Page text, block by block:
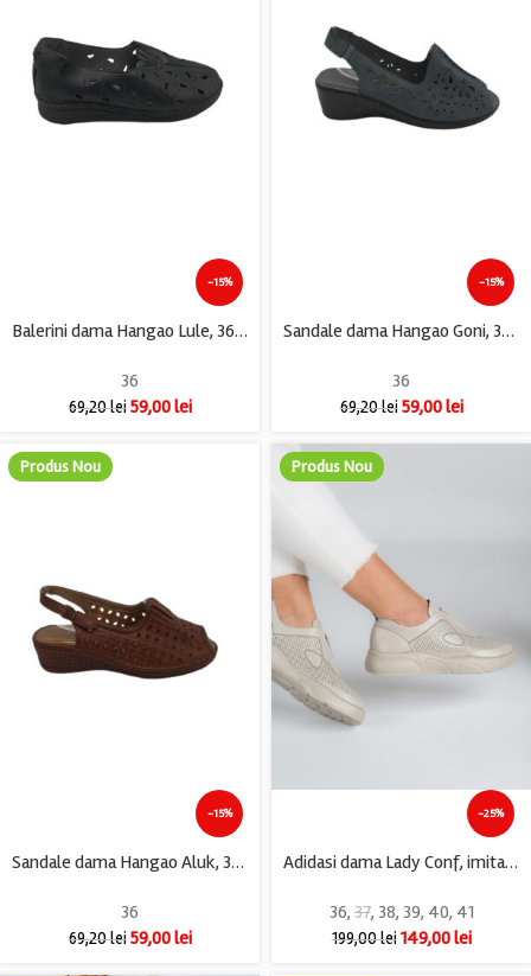
-15%
Balerini dama Hangao Lule, 36, imitatie de piele, negru
36
69,20lei 59,00lei
-15%
Sandale dama Hangao Goni, 36, imitatie de piele, albastru
36
69,20lei 59,00lei
Produs Nou
-15%
Sandale dama Hangao Aluk, 36, imitatie de piele, maro
36
69,20lei 59,00lei
Produs Nou
-25%
Adidasi dama Lady Conf, imitatie de piele, bej
36, 37, 38, 39, 40, 41
199,00lei 149,00lei